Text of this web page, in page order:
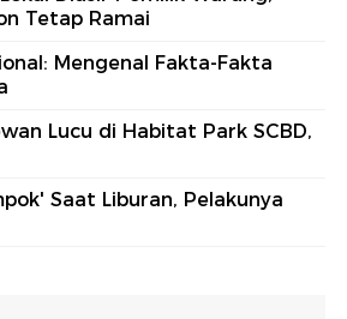
Tetap Ramai
Mengenal Fakta-Fakta
Lucu di Habitat Park SCBD,
Saat Liburan, Pelakunya